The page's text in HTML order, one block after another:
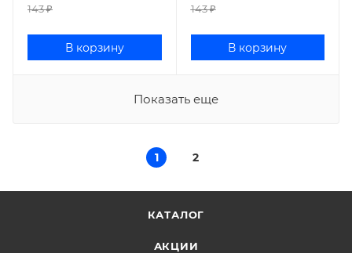
143₽
В корзину
143₽
В корзину
Показать еще
1 2
КАТАЛОГ
АКЦИИ